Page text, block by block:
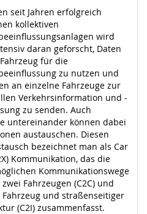
seit Jahren erfolgreich
kollektiven
wird
daran geforscht, Daten
für die
zu nutzen und
an einzelne Fahrzeuge zur
Verkehrsinformation und -
zu senden. Auch
untereinander können dabei
austauschen. Diesen
bezeichnet man als Car
Kommunikation, das die
Kommunikationswege
Fahrzeugen (C2C) und
Fahrzeug und straßenseitiger
(C2I) zusammenfasst.